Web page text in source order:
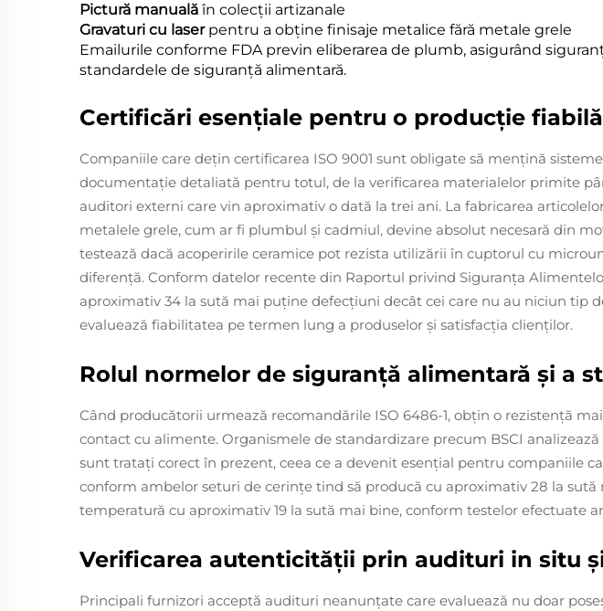
Pictură manuală în colecții artizanale
Gravaturi cu laser pentru a obține finisaje metalice fără metale grele
Emailurile conforme FDA previn eliberarea de plumb, asigurând
standardele de siguranță alimentară.
Certificări esențiale pentru o producție fiabilă
Companiile care dețin certificarea ISO 9001 sunt obligate să mențină
documentație detaliată pentru totul, de la verificarea materialelor primite
auditori externi care vin aproximativ o dată la trei ani. La fabricarea
metalele grele, cum ar fi plumbul și cadmiul, devine absolut necesară din
testează dacă acoperirile ceramice pot rezista utilizării în cuptorul cu
diferență. Conform datelor recente din Raportul privind Siguranța
aproximativ 34 la sută mai puține defecțiuni decât cei care nu au niciun tip
evaluează fiabilitatea pe termen lung a produselor și satisfacția clienților.
Rolul normelor de siguranță alimentară și a
Când producătorii urmează recomandările ISO 6486-1, obțin o rezistență
contact cu alimente. Organismele de standardizare precum BSCI
sunt tratați corect în prezent, ceea ce a devenit esențial pentru companiile
conform ambelor seturi de cerințe tind să producă cu aproximativ 28 la
temperatură cu aproximativ 19 la sută mai bine, conform testelor
Verificarea autenticității prin audituri in situ
Principali furnizori acceptă audituri neanunțate care evaluează nu doar